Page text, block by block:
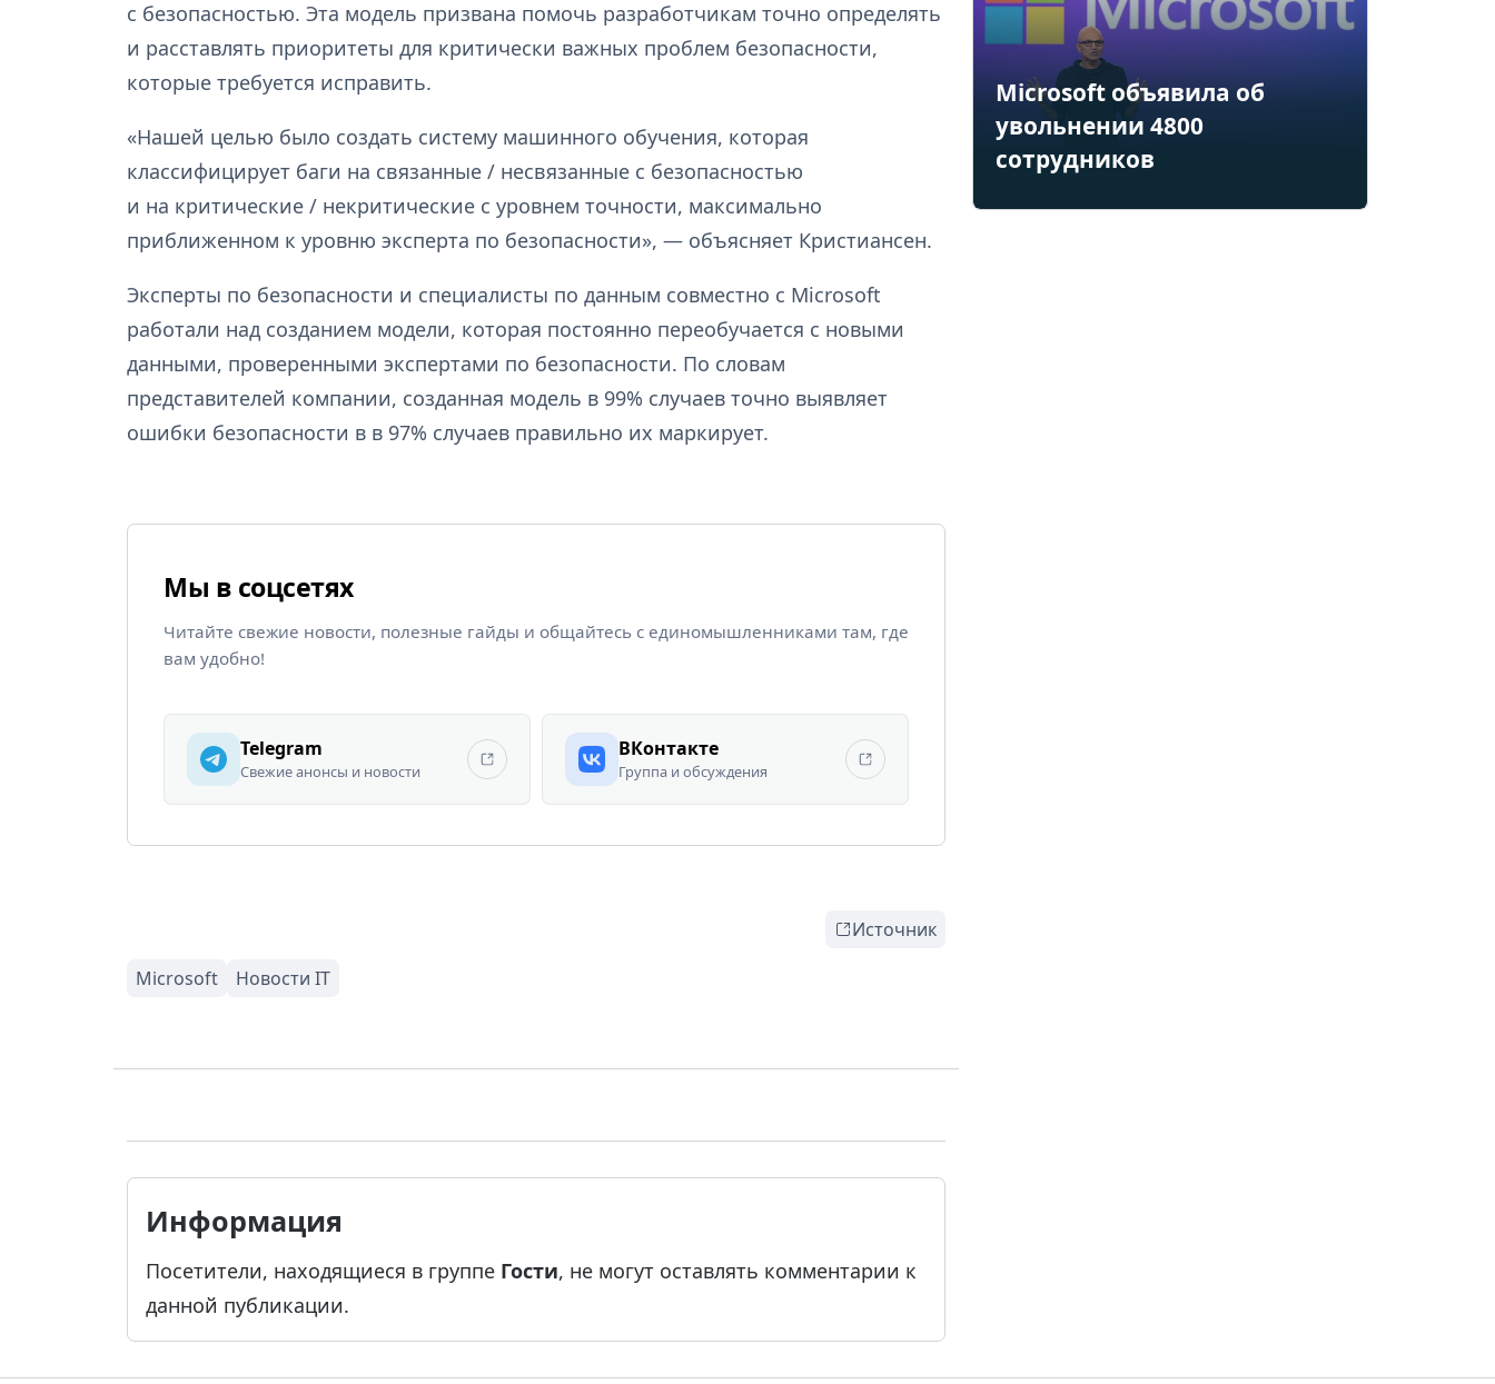
с безопасностью. Эта модель призвана помочь разработчикам точно определять
и расставлять приоритеты для критически важных проблем безопасности,
которые требуется исправить.
«Нашей целью было создать систему машинного обучения, которая
классифицирует баги на связанные / несвязанные с безопасностью
и на критические / некритические с уровнем точности, максимально
приближенном к уровню эксперта по безопасности», — объясняет Кристиансен.
Эксперты по безопасности и специалисты по данным совместно с Microsoft
работали над созданием модели, которая постоянно переобучается с новыми
данными, проверенными экспертами по безопасности. По словам
представителей компании, созданная модель в 99% случаев точно выявляет
ошибки безопасности в в 97% случаев правильно их маркирует.
Мы в соцсетях
Читайте свежие новости, полезные гайды и общайтесь с единомышленниками там, где
вам удобно!
Telegram
Свежие анонсы и новости
ВКонтакте
Группа и обсуждения
Источник
Информация
Посетители, находящиеся в группе Гости, не могут оставлять комментарии к
данной публикации.
Microsoft объявила об
увольнении 4800
сотрудников